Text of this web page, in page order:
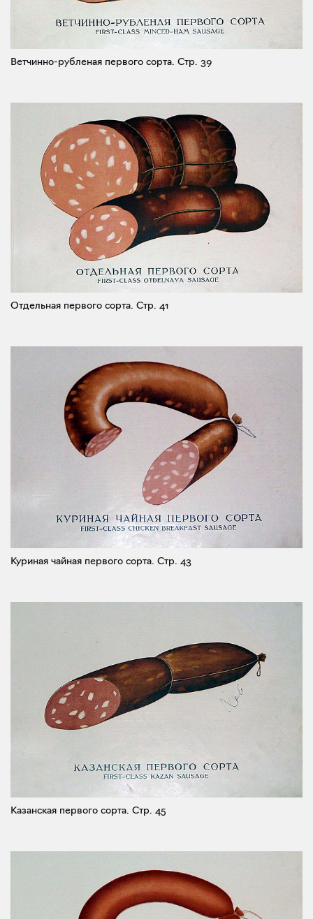
Ветчинно-рубленая первого сорта. Стр. 39
Отдельная первого сорта. Стр. 41
Куриная чайная первого сорта. Стр. 43
Казанская первого сорта. Стр. 45